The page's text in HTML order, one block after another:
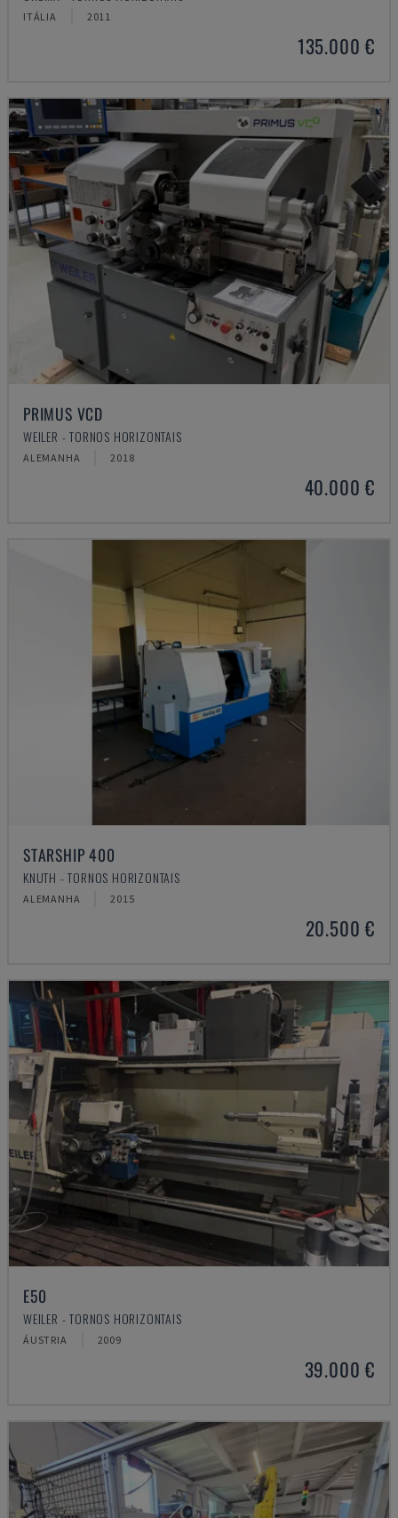
ITÁLIA 2011
135.000 €
PRIMUS VCD
WEILER - TORNOS HORIZONTAIS
ALEMANHA 2018
40.000 €
STARSHIP 400
KNUTH - TORNOS HORIZONTAIS
ALEMANHA 2015
20.500 €
E50
WEILER - TORNOS HORIZONTAIS
ÁUSTRIA 2009
39.000 €